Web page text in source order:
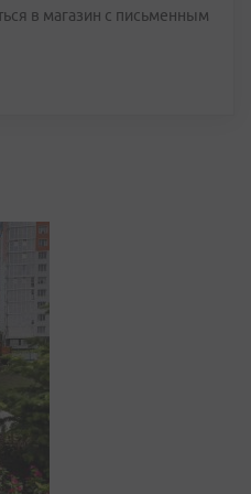
в магазин с письменным